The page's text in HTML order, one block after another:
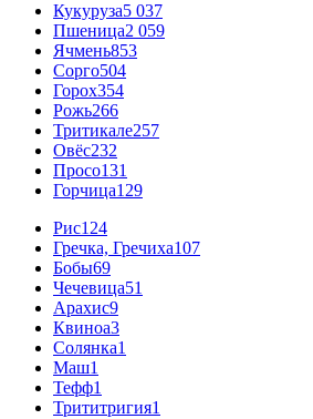
Кукуруза5 037
Пшеница2 059
Ячмень853
Сорго504
Горох354
Рожь266
Тритикале257
Овёс232
Просо131
Горчица129
Рис124
Гречка, Гречиха107
Бобы69
Чечевица51
Арахис9
Квиноа3
Солянка1
Маш1
Тефф1
Трититригия1